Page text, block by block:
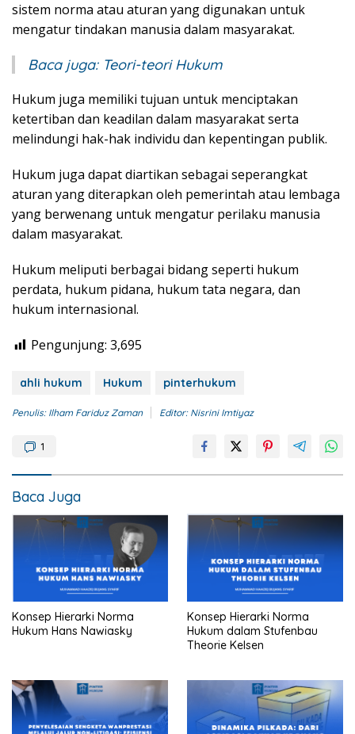
sistem norma atau aturan yang digunakan untuk
mengatur tindakan manusia dalam masyarakat.
Baca juga: Teori-teori Hukum
Hukum juga memiliki tujuan untuk menciptakan
ketertiban dan keadilan dalam masyarakat serta
melindungi hak-hak individu dan kepentingan publik.
Hukum juga dapat diartikan sebagai seperangkat
aturan yang diterapkan oleh pemerintah atau lembaga
yang berwenang untuk mengatur perilaku manusia
dalam masyarakat.
Hukum meliputi berbagai bidang seperti hukum
perdata, hukum pidana, hukum tata negara, dan
hukum internasional.
Pengunjung: 3,695
ahli hukum Hukum pinterhukum
Penulis: Ilham Fariduz Zaman Editor: Nisrini Imtiyaz
1
Baca Juga
Konsep Hierarki Norma
Hukum Hans Nawiasky
Konsep Hierarki Norma
Hukum dalam Stufenbau
Theorie Kelsen